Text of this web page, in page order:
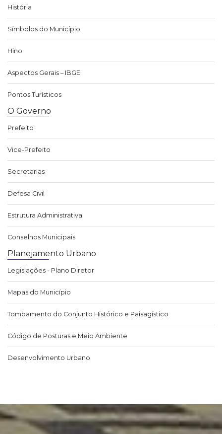
História
Símbolos do Município
Hino
Aspectos Gerais – IBGE
Pontos Turísticos
O Governo
Prefeito
Vice-Prefeito
Secretarias
Defesa Civil
Estrutura Administrativa
Conselhos Municipais
Planejamento Urbano
Legislações - Plano Diretor
Mapas do Município
Tombamento do Conjunto Histórico e Paisagístico
Código de Posturas e Meio Ambiente
Desenvolvimento Urbano